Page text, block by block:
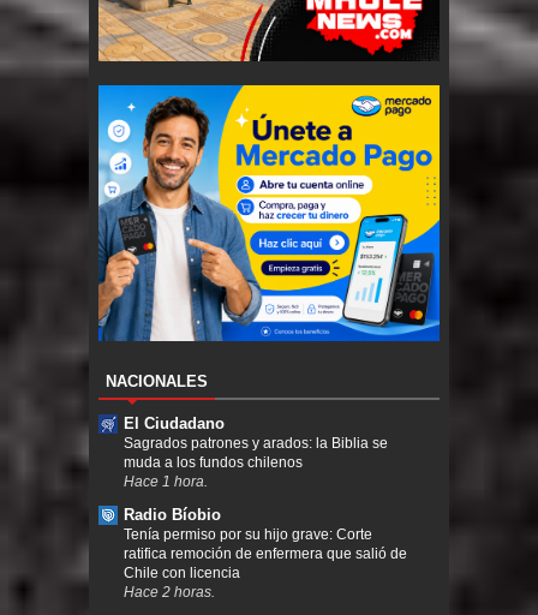
NACIONALES
El Ciudadano
Sagrados patrones y arados: la Biblia se
muda a los fundos chilenos
Hace 1 hora.
Radio Bíobio
Tenía permiso por su hijo grave: Corte
ratifica remoción de enfermera que salió de
Chile con licencia
Hace 2 horas.